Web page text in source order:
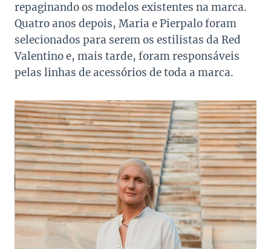
repaginando os modelos existentes na marca.
Quatro anos depois, Maria e Pierpalo foram
selecionados para serem os estilistas da Red
Valentino e, mais tarde, foram responsáveis
pelas linhas de acessórios de toda a marca.